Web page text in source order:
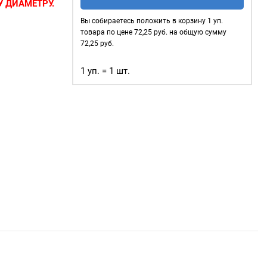
ДИАМЕТРУ.
уп.
20
цвет:
Оксид
Вы собираетесь положить в корзину 1 уп.
товара по цене72,25 руб. на общую сумму
72,25 руб.
1 уп. = 1 шт.